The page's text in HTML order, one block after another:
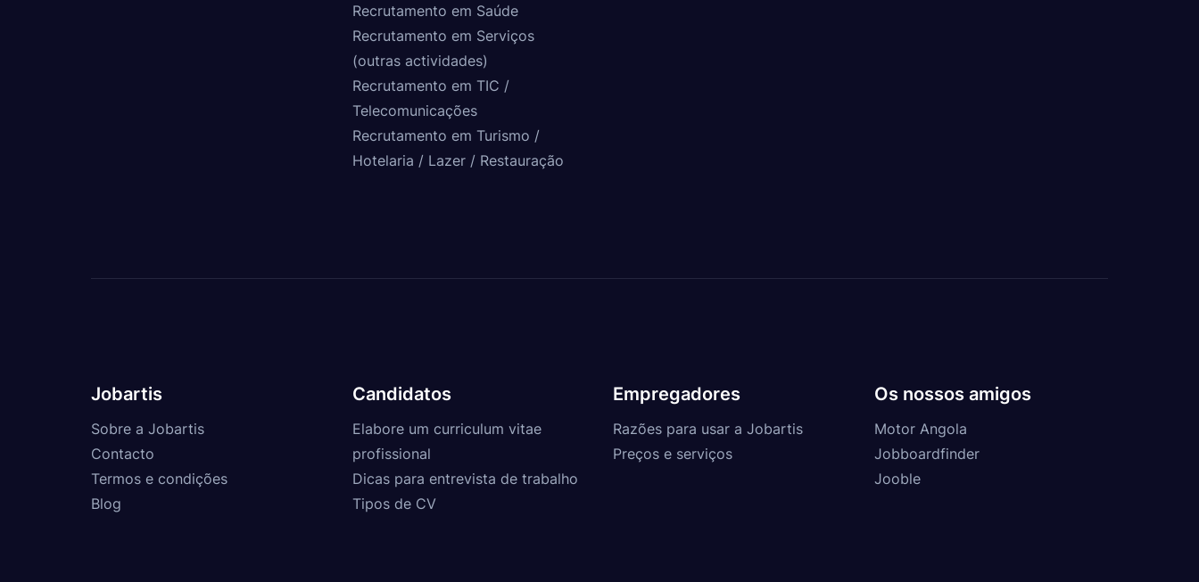
Recrutamento em Saúde
Recrutamento em Serviços
(outras actividades)
Recrutamento em TIC /
Telecomunicações
Recrutamento em Turismo /
Hotelaria / Lazer / Restauração
Jobartis
Sobre a Jobartis
Contacto
Termos e condições
Blog
Candidatos
Elabore um curriculum vitae
profissional
Dicas para entrevista de trabalho
Tipos de CV
Empregadores
Razões para usar a Jobartis
Preços e serviços
Os nossos amigos
Motor Angola
Jobboardfinder
Jooble